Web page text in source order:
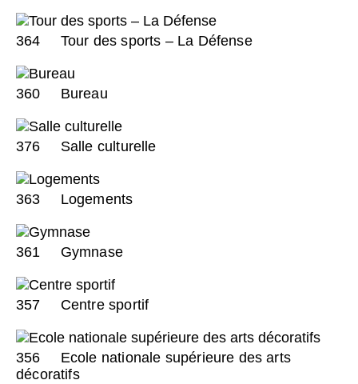
364 Tour des sports – La Défense
360 Bureau
376 Salle culturelle
363 Logements
361 Gymnase
357 Centre sportif
356
Ecole nationale supérieure des arts
décoratifs